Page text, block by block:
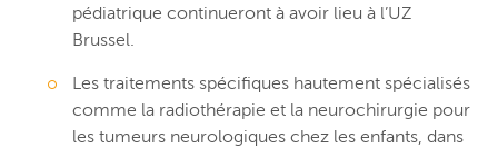
pédiatrique continueront à avoir lieu à l’UZ
Brussel.
Les traitements spécifiques hautement spécialisés
comme la radiothérapie et la neurochirurgie pour
les tumeurs neurologiques chez les enfants, dans